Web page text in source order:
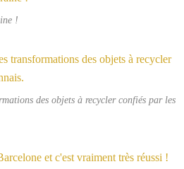
!
des objets à recycler confiés par les